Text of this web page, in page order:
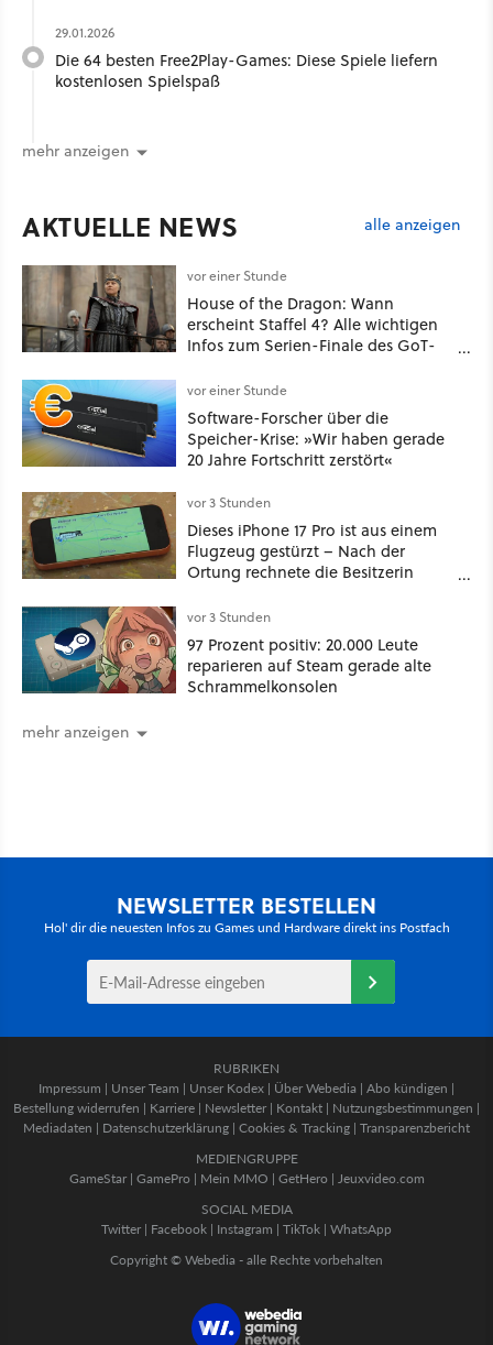
29.01.2026
Die 64 besten Free2Play-Games: Diese Spiele liefern
kostenlosen Spielspaß
mehr anzeigen
AKTUELLE NEWS alle anzeigen
vor einer Stunde
House of the Dragon: Wann
erscheint Staffel 4? Alle wichtigen
Infos zum Serien-Finale des GoT-
vor einer Stunde
Software-Forscher über die
Speicher-Krise: »Wir haben gerade
20 Jahre Fortschritt zerstört«
vor 3 Stunden
Dieses iPhone 17 Pro ist aus einem
Flugzeug gestürzt – Nach der
Ortung rechnete die Besitzerin
vorzufinden
vor 3 Stunden
97 Prozent positiv: 20.000 Leute
reparieren auf Steam gerade alte
Schrammelkonsolen
mehr anzeigen
NEWSLETTER BESTELLEN
Hol' dir die neuesten Infos zu Games und Hardware direkt ins Postfach
RUBRIKEN
Impressum | Unser Team | Unser Kodex | Über Webedia | Abo kündigen |
Bestellung widerrufen | Karriere | Newsletter | Kontakt | Nutzungsbestimmungen |
Mediadaten | Datenschutzerklärung | Cookies & Tracking | Transparenzbericht
MEDIENGRUPPE
GameStar| GamePro | Mein MMO | GetHero | Jeuxvideo.com
SOCIAL MEDIA
Twitter | Facebook | Instagram | TikTok | WhatsApp
Copyright © Webedia - alle Rechte vorbehalten